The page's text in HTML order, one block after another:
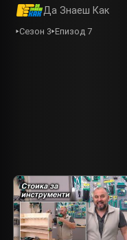
Да Знаеш Как
Сезон 3 Епизод 7